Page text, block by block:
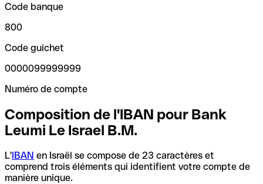
Code banque
800
Code guichet
0000099999999
Numéro de compte
Composition de l'IBAN pour Bank
Leumi Le Israel B.M.
L'IBAN en Israël se compose de 23 caractères et
comprend trois éléments qui identifient votre compte de
manière unique.